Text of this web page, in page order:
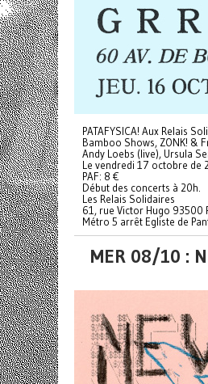
PATAFYSICA! Aux Relais
Bamboo Shows, ZONK! &
Andy Loebs (live), Ursula
Le vendredi 17 octobre de
PAF: 8 €
Début des concerts à 20h.
Les Relais Solidaires
61, rue Victor Hugo 93500
Métro 5 arrêt Egliste de
MER 08/10 :